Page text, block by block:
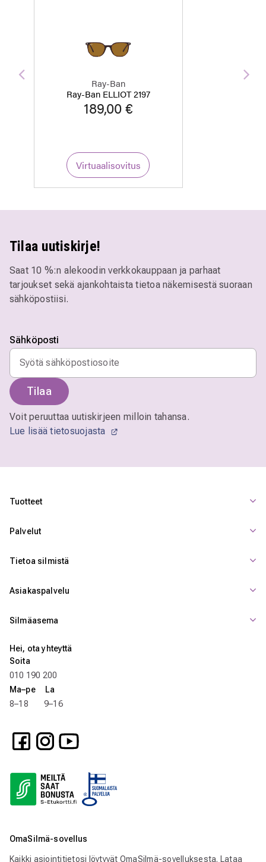
Ray-Ban
Ray-Ban ELLIOT 2197
189,00 €
Virtuaalisovitus
Edellinen
Tilaa uutiskirje!
Saat 10 %:n alekoodin verkkokauppaan ja parhaat
tarjoukset sekä ajankohtaista tietoa näkemisestä suoraan
sähköpostiisi.
Sähköposti
Tilaa
Voit peruuttaa uutiskirjeen milloin tahansa.
Lue lisää tietosuojasta
Tuotteet
Palvelut
Tietoa silmistä
Asiakaspalvelu
Silmäasema
Hei, ota yhteyttä
Soita
010 190 200
Ma–pe La
8–18 9–16
OmaSilmä-sovellus
Kaikki asiointitietosi löytyvät OmaSilmä-sovelluksesta. Lataa